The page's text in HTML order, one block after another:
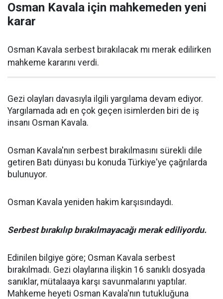
Osman Kavala için mahkemeden yeni
karar
Osman Kavala serbest bırakılacak mı merak edilirken
mahkeme kararını verdi.
Gezi olayları davasıyla ilgili yargılama devam ediyor.
Yargılamada adı en çok geçen isimlerden biri de iş
insanı Osman Kavala.
Osman Kavala'nın serbest bırakılmasını sürekli dile
getiren Batı dünyası bu konuda Türkiye'ye çağrılarda
bulunuyor.
Osman Kavala yeniden hakim karşısındaydı.
Serbest bırakılıp bırakılmayacağı merak ediliyordu.
Edinilen bilgiye göre; Osman Kavala serbest
bırakılmadı. Gezi olaylarına ilişkin 16 sanıklı dosyada
sanıklar, mütalaaya karşı savunmalarını yaptılar.
Mahkeme heyeti Osman Kavala'nın tutukluğuna